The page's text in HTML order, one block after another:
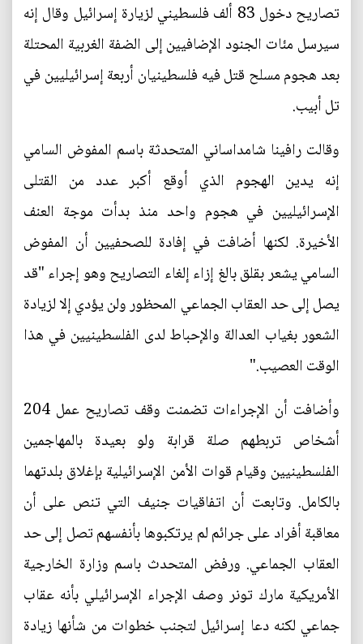
تصاريح دخول 83 ألف فلسطيني لزيارة إسرائيل وقال إنه
سيرسل مئات الجنود الإضافيين إلى الضفة الغربية المحتلة
بعد هجوم مسلح قتل فيه فلسطينيان أربعة إسرائيليين في
تل أبيب.
وقالت رافينا شامداساني المتحدثة باسم المفوض السامي
إنه يدين الهجوم الذي أوقع أكبر عدد من القتلى
الإسرائيليين في هجوم واحد منذ بدأت موجة العنف
الأخيرة. لكنها أضافت في إفادة للصحفيين أن المفوض
السامي يشعر بقلق بالغ إزاء إلغاء التصاريح وهو إجراء "قد
يصل إلى حد العقاب الجماعي المحظور ولن يؤدي إلا لزيادة
الشعور بغياب العدالة والإحباط لدى الفلسطينيين في هذا
الوقت العصيب."
وأضافت أن الإجراءات تضمنت وقف تصاريح عمل 204
أشخاص تربطهم صلة قرابة ولو بعيدة بالمهاجمين
الفلسطينيين وقيام قوات الأمن الإسرائيلية بإغلاق بلدتهما
بالكامل. وتابعت أن اتفاقيات جنيف التي تنص على أن
معاقبة أفراد على جرائم لم يرتكبوها بأنفسهم تصل إلى حد
العقاب الجماعي. ورفض المتحدث باسم وزارة الخارجية
الأمريكية مارك تونر وصف الإجراء الإسرائيلي بأنه عقاب
جماعي لكنه دعا إسرائيل لتجنب خطوات من شأنها زيادة